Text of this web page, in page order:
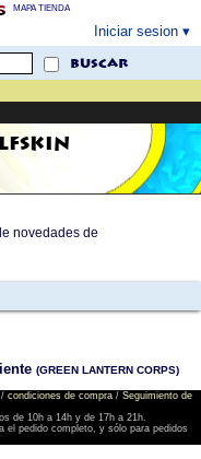
MAPA TIENDA
Iniciar sesion
buscar
novedades de
(GREEN LANTERN CORPS)
/ condiciones de compra/ Seguimiento de
de 10h a 14h y de 17h a 21h.
el pedido completo, y sólo para pedidos